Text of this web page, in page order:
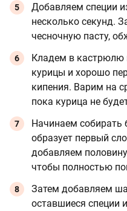
Добавляем специи
несколько секунд.
чесночную пасту,
Кладем в кастрюлю
курицы и хорошо
кипения. Варим на
пока курица не
Начинаем собирать
образует первый
добавляем
чтобы полностью
Затем добавляем
оставшиеся специи